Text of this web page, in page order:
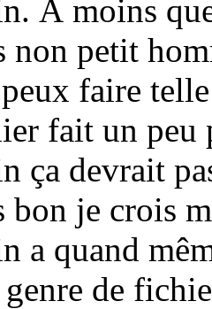
À moins
non petit
faire
fait un peu
ça devrait
bon je crois
a quand
de